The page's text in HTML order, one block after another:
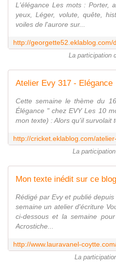
L'élégance Les mots : Porter,
yeux, Léger, volute, quête,
voiles de l'aurore sur...
La participation
Atelier Evy 317 - Elégance
Cette semaine le thème du
Élégance " chez EVY Les 10
mon texte) : Alors qu'il survolait
La
Rédigé par Evy et publié
semaine un atelier d'écriture
ci-dessous et la semaine
Acrostiche...
La